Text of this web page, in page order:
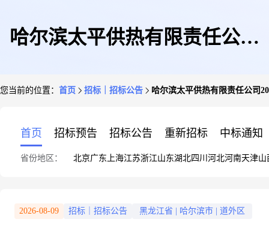
哈尔滨太平供热有限责任公司
您当前的位置： 首页 招标｜招标公告 哈尔滨太平供热有限责任公司
首页 招标预告 招标公告 重新招标 中标通知
省份地区： 北京广东 上海江苏浙江山东湖北四川 河北河南天津山
2026-08-09 招标｜招标公告 黑龙江省 哈尔滨市 道外区